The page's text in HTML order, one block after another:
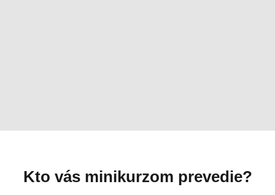
Kto vás minikurzom prevedie?